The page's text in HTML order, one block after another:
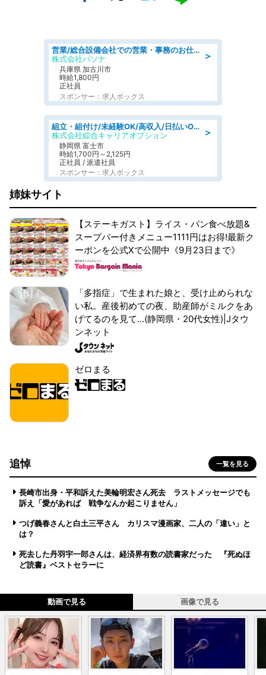
＞
営業/総合設備会社での営業・事務のお仕事/即日勤務可/車通勤可/営業/営業事務
株式会社パソナ
兵庫県 加古川市
時給1,800円
正社員
スポンサー：求人ボックス
＞
組立・組付け/未経験OK/高収入/日払いOK/交替制/20・30・40代活躍中
株式会社綜合キャリアオプション
静岡県 富士市
時給1,700円～2,125円
正社員 / 派遣社員
スポンサー：求人ボックス
姉妹サイト
【ステーキガスト】ライス・パン食べ放題&
スープバー付きメニュー1111円はお得!最新ク
ーポンを公式Xで公開中《9月23日まで》
「多指症」で生まれた娘と、受け止められな
い私。産後初めての夜、助産師がミルクをあ
げてるのを見て...(静岡県・20代女性)|Jタウ
ンネット
ゼロまる
追悼 一覧を見る
長崎市出身・平和訴えた美輪明宏さん死去 ラストメッセージでも
訴え「愛があれば 戦争なんか起こりません」
つげ義春さんと白土三平さん カリスマ漫画家、二人の「違い」と
は？
死去した丹羽宇一郎さんは、経済界有数の読書家だった 『死ぬほ
ど読書』ベストセラーに
動画で見る 画像で見る